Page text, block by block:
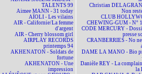
TALENTS 99
Aimee MANN - 31 today
AÏOLI - Les vilains
AIR - Californie/La femme
d'argent
AIR - Cherry blossom girl
AIRPLAY RECORDS
printemps 94
AKHENATON - Soldats de
fortune
AKHENATON - Une
impression
Christian
Non
CLUB
CHEWING-GUM - N° 1
CODE MERCURY -
presse
CRANBERRIES - No
DAME LA MANO - Bio
Danièle REY - La
la